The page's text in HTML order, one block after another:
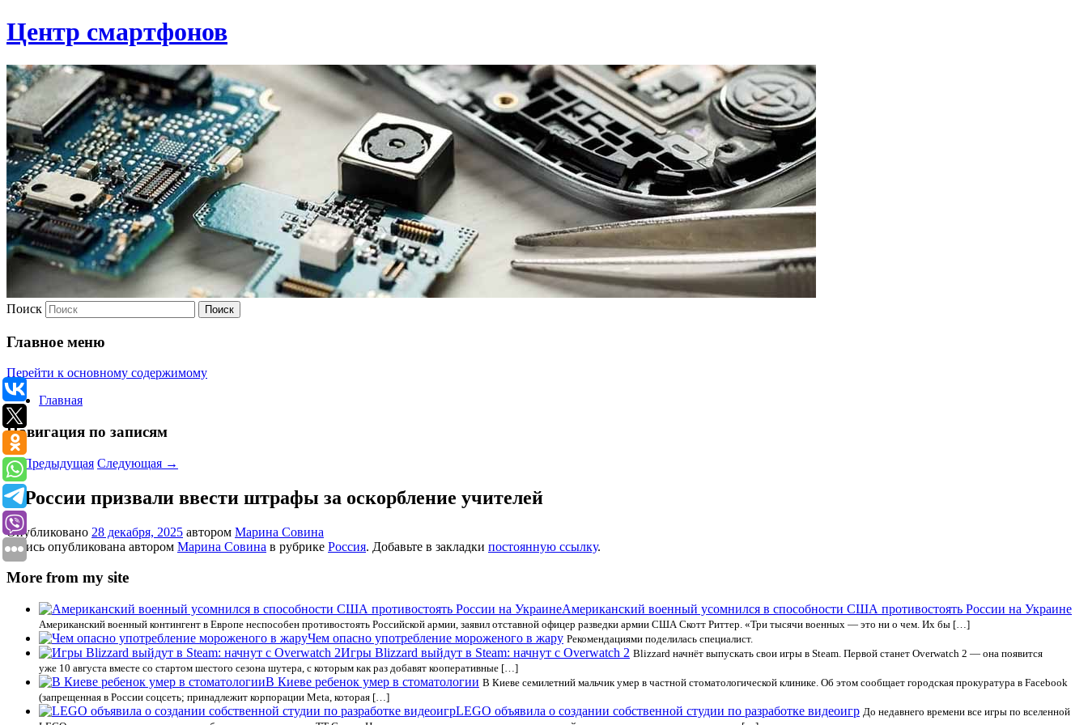
Центр смартфонов
Поиск
Главное меню
Перейти к основному содержимому
Главная
Навигация по записям
←Предыдущая Следующая →
В России призвали ввести штрафы за оскорбление учителей
Опубликовано 28 декабря, 2025 автором Марина Совина
Запись опубликована автором Марина Совина в рубрике Россия. Добавьте в закладки постоянную ссылку.
More from my site
Американский военный усомнился в способности США противостоять России на Украине
Американский военный контингент в Европе неспособен противостоять Российской армии, заявил отставной офицер разведки армии США Скотт Риттер. «Три тысячи военных — это ни о чем. Их бы […]
Чем опасно употребление мороженого в жару Рекомендациями поделилась специалист.
Игры Blizzard выйдут в Steam: начнут с Overwatch 2 Blizzard начнёт выпускать свои игры в Steam. Первой станет Overwatch 2 — она появится
уже 10 августа вместе со стартом шестого сезона шутера, с которым как раз добавят кооперативные […]
В Киеве ребенок умер в стоматологии В Киеве семилетний мальчик умер в частной стоматологической клинике. Об этом сообщает городская прокуратура в Facebook
(запрещенная в России соцсеть; принадлежит корпорации Meta, которая […]
LEGO объявила о создании собственной студии по разработке видеоигр До недавнего времени все игры по вселенной